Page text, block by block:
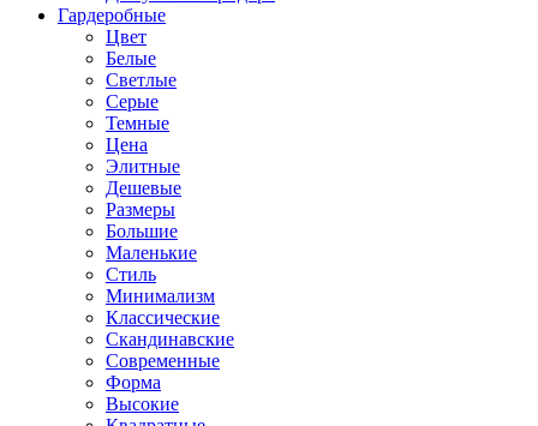
Гардеробные
Цвет
Белые
Светлые
Серые
Темные
Цена
Элитные
Дешевые
Размеры
Большие
Маленькие
Стиль
Минимализм
Классические
Скандинавские
Современные
Форма
Высокие